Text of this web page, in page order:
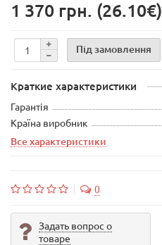
1 370 грн. (26.10€)
Під замовлення
Краткие характеристики
Гарантія
Країна виробник
Все характеристики
0
Задать вопрос о
товаре